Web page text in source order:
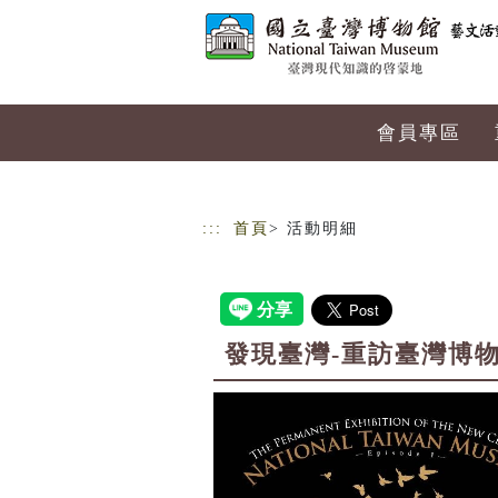
會員專區
::: 首頁 > 活動明細
發現臺灣-重訪臺灣博